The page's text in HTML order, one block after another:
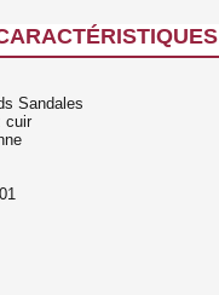
Sandales
cuir